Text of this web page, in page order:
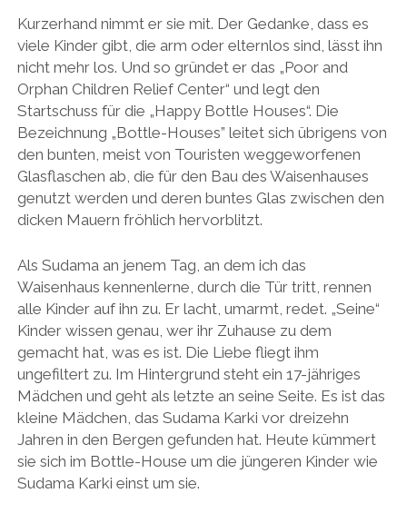
Kurzerhand nimmt er sie mit. Der Gedanke, dass es
viele Kinder gibt, die arm oder elternlos sind, lässt ihn
nicht mehr los. Und so gründet er das „Poor and
Orphan Children Relief Center“ und legt den
Startschuss für die „Happy Bottle Houses“. Die
Bezeichnung „Bottle-Houses” leitet sich übrigens von
den bunten, meist von Touristen weggeworfenen
Glasflaschen ab, die für den Bau des Waisenhauses
genutzt werden und deren buntes Glas zwischen den
dicken Mauern fröhlich hervorblitzt.
Als Sudama an jenem Tag, an dem ich das
Waisenhaus kennenlerne, durch die Tür tritt, rennen
alle Kinder auf ihn zu. Er lacht, umarmt, redet. „Seine“
Kinder wissen genau, wer ihr Zuhause zu dem
gemacht hat, was es ist. Die Liebe fliegt ihm
ungefiltert zu. Im Hintergrund steht ein 17-jähriges
Mädchen und geht als letzte an seine Seite. Es ist das
kleine Mädchen, das Sudama Karki vor dreizehn
Jahren in den Bergen gefunden hat. Heute kümmert
sie sich im Bottle-House um die jüngeren Kinder wie
Sudama Karki einst um sie.